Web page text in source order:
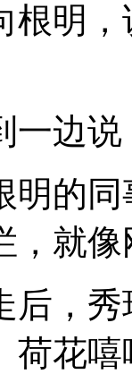
明，
边说
的同
，就
，秀
荷花